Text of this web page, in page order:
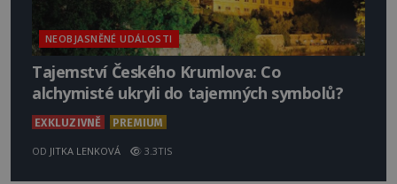
NEOBJASNĚNÉ UDÁLOSTI
Tajemství Českého Krumlova: Co
alchymisté ukryli do tajemných symbolů?
EXKLUZIVNĚ PREMIUM
OD JITKA LENKOVÁ 3.3TIS